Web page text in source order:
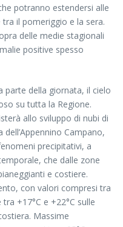
potranno estendersi alle
il pomeriggio e la sera.
delle medie stagionali
positive spesso
parte della giornata, il cielo
su tutta la Regione.
allo sviluppo di nubi di
Campano,
precipitativi, a
che dalle zone
e costiere.
con valori compresi tra
+17°C e +22°C sulle
Massime